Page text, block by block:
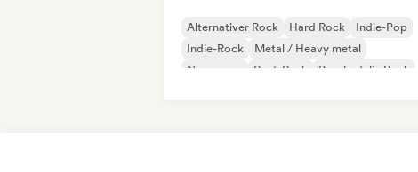
Alternativer Rock Hard Rock
Indie-Pop
Indie-Rock
Metal / Heavy metal
New wave
Post-Punk Psychedelic Rock